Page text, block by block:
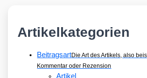
Artikelkategorien
BeitragsartDie Art des Artikels, also
Kommentar oder Rezension
Artikel